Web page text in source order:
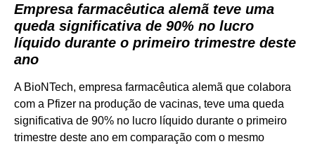
Empresa farmacêutica alemã teve uma
queda significativa de 90% no lucro
líquido durante o primeiro trimestre deste
ano
A BioNTech, empresa farmacêutica alemã que colabora
com a Pfizer na produção de vacinas, teve uma queda
significativa de 90% no lucro líquido durante o primeiro
trimestre deste ano em comparação com o mesmo